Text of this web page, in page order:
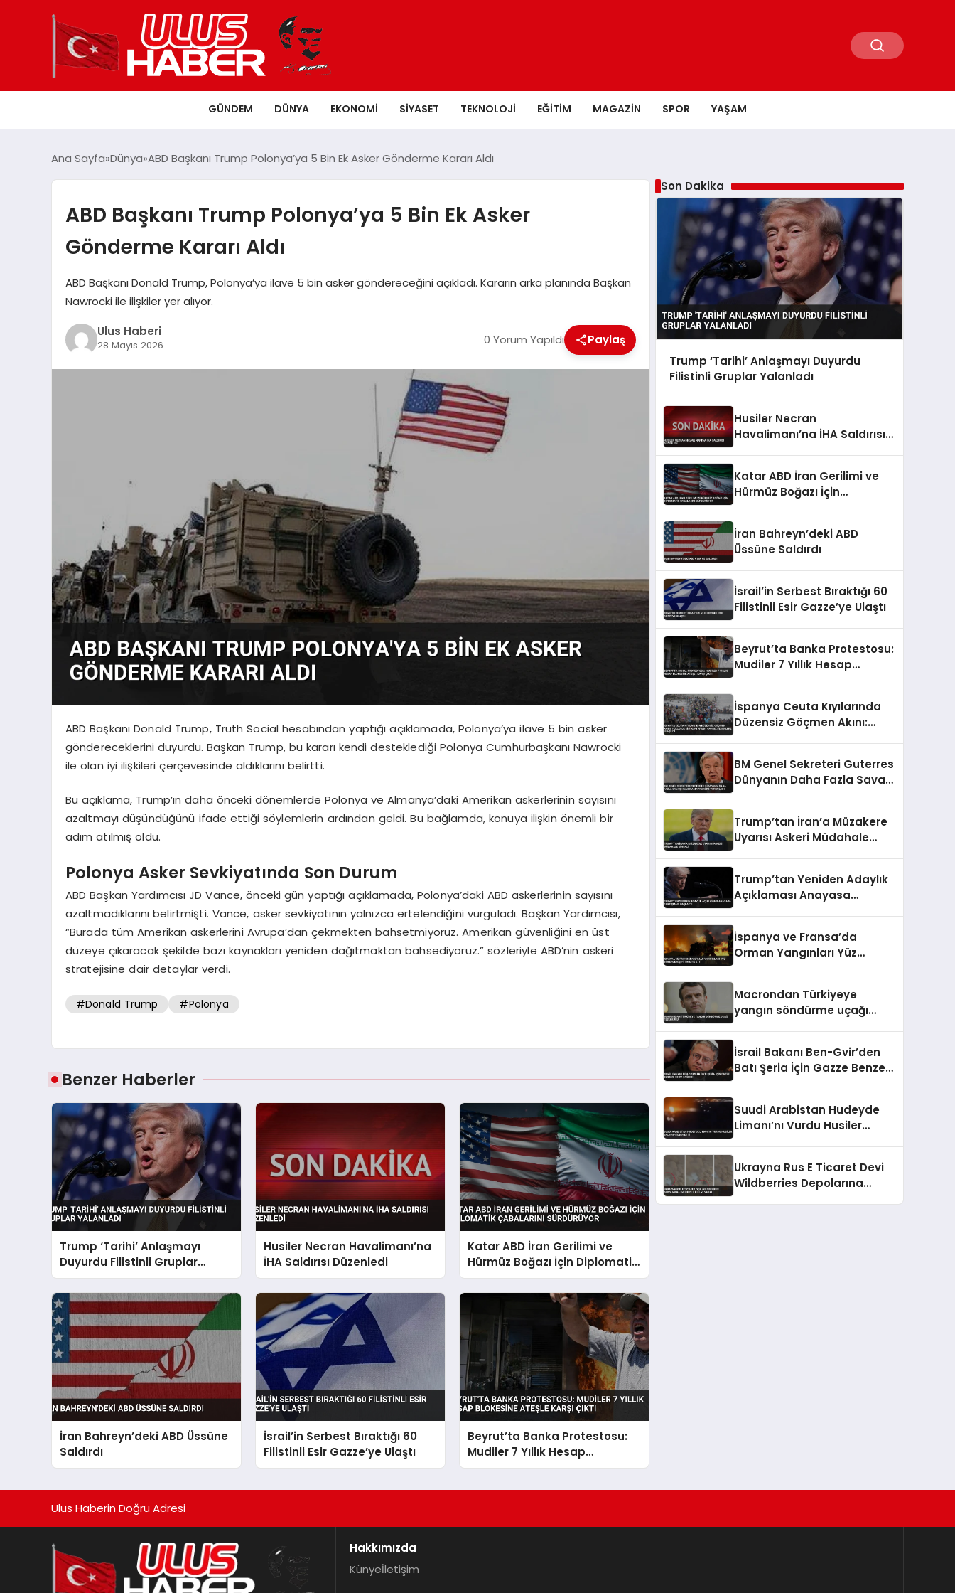
GÜNDEM DÜNYA EKONOMI SIYASET TEKNOLOJI EĞITIM MAGAZIN SPOR YAŞAM
Ana Sayfa Dünya ABD Başkanı Trump Polonya’ya 5 Bin Ek Asker Gönderme Kararı Aldı
ABD Başkanı Trump Polonya’ya 5 Bin Ek Asker
Gönderme Kararı Aldı
ABD Başkanı Donald Trump, Polonya’ya ilave 5 bin asker göndereceğini açıkladı. Kararın arka planında Başkan
Nawrocki ile ilişkiler yer alıyor.
Ulus Haberi
28 Mayıs 2026 0 Yorum Yapıldı Paylaş
ABD Başkanı Donald Trump, Truth Social hesabından yaptığı açıklamada, Polonya’ya ilave 5 bin asker
göndereceklerini duyurdu. Başkan Trump, bu kararı kendi desteklediği Polonya Cumhurbaşkanı Nawrocki
ile olan iyi ilişkileri çerçevesinde aldıklarını belirtti.
Bu açıklama, Trump’ın daha önceki dönemlerde Polonya ve Almanya’daki Amerikan askerlerinin sayısını
azaltmayı düşündüğünü ifade ettiği söylemlerin ardından geldi. Bu bağlamda, konuya ilişkin önemli bir
adım atılmış oldu.
Polonya Asker Sevkiyatında Son Durum
ABD Başkan Yardımcısı JD Vance, önceki gün yaptığı açıklamada, Polonya’daki ABD askerlerinin sayısını
azaltmadıklarını belirtmişti. Vance, asker sevkiyatının yalnızca ertelendiğini vurguladı. Başkan Yardımcısı,
“Burada tüm Amerikan askerlerini Avrupa’dan çekmekten bahsetmiyoruz. Amerikan güvenliğini en üst
düzeye çıkaracak şekilde bazı kaynakları yeniden dağıtmaktan bahsediyoruz.” sözleriyle ABD’nin askeri
stratejisine dair detaylar verdi.
#Donald Trump #Polonya
Benzer Haberler
Trump ‘Tarihi’ Anlaşmayı
Duyurdu Filistinli Gruplar
Yalanladı
Husiler Necran Havalimanı’na
İHA Saldırısı Düzenledi
Katar ABD İran Gerilimi ve
Hürmüz Boğazı İçin Diplomatik
Çabalarını Sürdürüyor
İran Bahreyn’deki ABD Üssüne
Saldırdı
İsrail’in Serbest Bıraktığı 60
Filistinli Esir Gazze’ye Ulaştı
Beyrut’ta Banka Protestosu:
Mudiler 7 Yıllık Hesap
Blokesine Ateşle Karşı Çıktı
Son Dakika
Trump ‘Tarihi’ Anlaşmayı Duyurdu
Filistinli Gruplar Yalanladı
Husiler Necran
Havalimanı’na İHA Saldırısı
Katar ABD İran Gerilimi ve
Hürmüz Boğazı İçin
İran Bahreyn’deki ABD
Üssüne Saldırdı
İsrail’in Serbest Bıraktığı 60
Filistinli Esir Gazze’ye Ulaştı
Beyrut’ta Banka Protestosu:
Mudiler 7 Yıllık Hesap
İspanya Ceuta Kıyılarında
Düzensiz Göçmen Akını:
BM Genel Sekreteri Guterres
Dünyanın Daha Fazla Savaşı
Trump’tan İran’a Müzakere
Uyarısı Askeri Müdahale
Trump’tan Yeniden Adaylık
Açıklaması Anayasa
İspanya ve Fransa’da
Orman Yangınları Yüz
Macrondan Türkiyeye
yangın söndürme uçağı
İsrail Bakanı Ben-Gvir’den
Batı Şeria İçin Gazze Benzeri
Suudi Arabistan Hudeyde
Limanı’nı Vurdu Husiler
Ukrayna Rus E Ticaret Devi
Wildberries Depolarına
Ulus Haberin Doğru Adresi
Hakkımızda
Künyeİletişim